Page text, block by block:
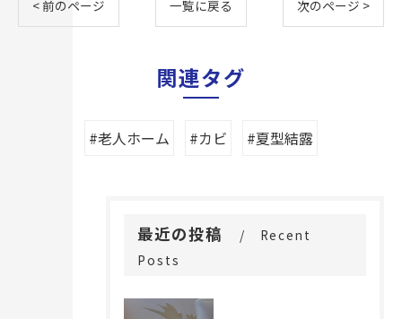
< 前のページ 一覧に戻る 次のページ >
関連タグ
#老人ホーム #カビ #夏型結露
最近の投稿
Recent
Posts